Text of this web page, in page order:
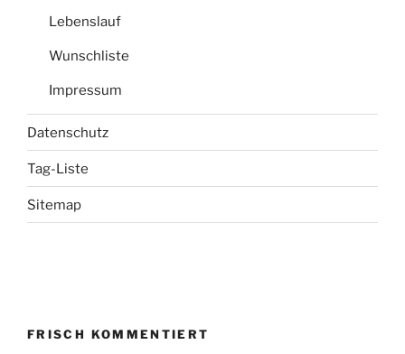
Lebenslauf
Wunschliste
Impressum
Datenschutz
Tag-Liste
Sitemap
FRISCH KOMMENTIERT